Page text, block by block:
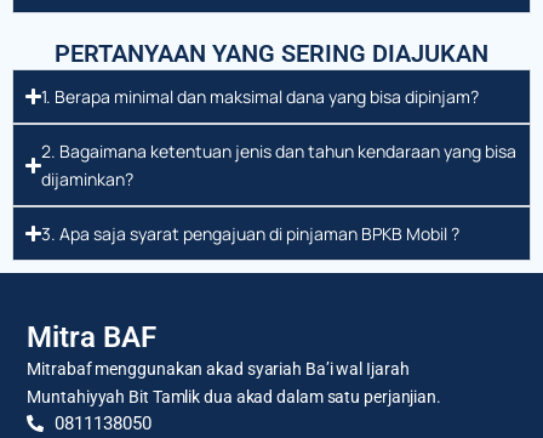
PERTANYAAN YANG SERING DIAJUKAN
1. Berapa minimal dan maksimal dana yang bisa dipinjam?
2. Bagaimana ketentuan jenis dan tahun kendaraan yang bisa
dijaminkan?
3. Apa saja syarat pengajuan di pinjaman BPKB Mobil ?
Mitra BAF
Mitrabaf menggunakan akad syariah Ba’i wal Ijarah
Muntahiyyah Bit Tamlik dua akad dalam satu perjanjian.
0811138050